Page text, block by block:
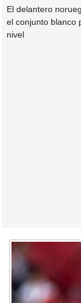
El delantero
el conjunto blanco
nivel